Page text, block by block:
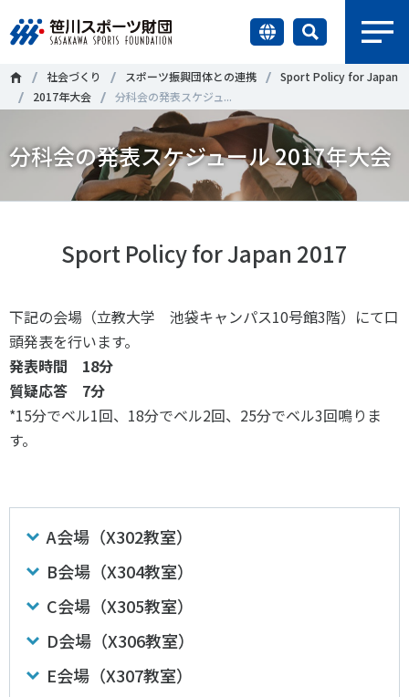
財団情報
研究員紹介
調査・研究
社会づくり
＃誰が子どものスポーツをささえるのか ＃部活動
＃アクティブなまちづくり ＃日本人の身体活動と健康寿命
＃スポーツ基本計画
スポーツライフ・データ
子どものスポーツ
障害者スポーツ
スポーツによるまちづくり
スポーツ・ガバナンス
スポーツボランティア
スポーツ政策・予算
健康とスポーツ
社会づくり スポーツ振興団体との連携
Sport Policy for Japan
2017年大会
分科会の発表スケジュ...
分科会の発表スケジュール 2017年大会
Sport Policy for Japan 2017
下記の会場（立教大学 池袋キャンパス10号館3階）にて口
頭発表を行います。
発表時間 18分
質疑応答 7分
*15分でベル1回、18分でベル2回、25分でベル3回鳴りま
す。
A会場（X302教室）
B会場（X304教室）
C会場（X305教室）
D会場（X306教室）
E会場（X307教室）